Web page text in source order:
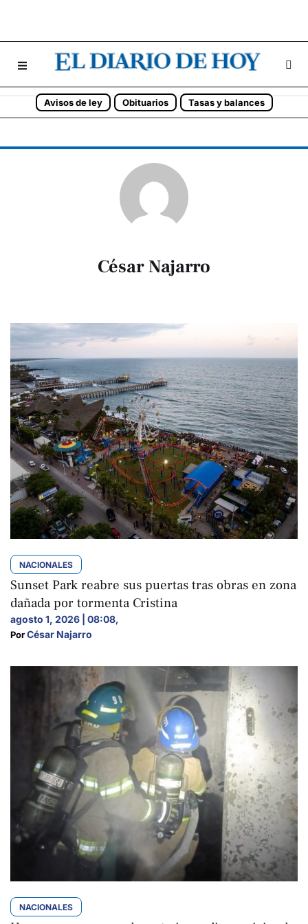
Avisos de ley Obituarios Tasas y balances
César Najarro
NACIONALES
Sunset Park reabre sus puertas tras obras en zona
dañada por tormenta Cristina
agosto 1, 2026 | 08:08,
Por César Najarro
NACIONALES